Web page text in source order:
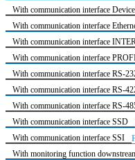
With communication interface
With communication interface
With communication interface
With communication interface
With communication interface RS-
With communication interface RS-
With communication interface RS-
With communication interface SSD
With communication interface SSI
With monitoring function